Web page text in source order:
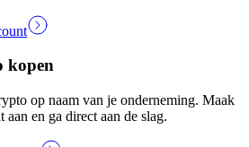
kopen
op naam van je onderneming. Maak
aan en ga direct aan de slag.